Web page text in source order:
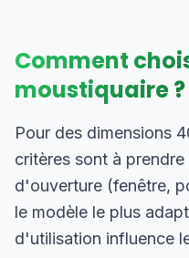
Comment
moustiquaire ?
Pour des dimensions
critères sont à
d'ouverture (fenêtre,
le modèle le plus
d'utilisation influence